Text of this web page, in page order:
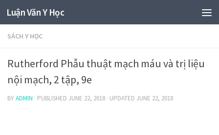
Luận Văn Y Học
SÁCH Y HỌC
Rutherford Phẫu thuật mạch máu và trị liệu
nội mạch, 2 tập, 9e
BYADMIN · PUBLISHED JUNE 22, 2018 · UPDATED JUNE 22, 2018